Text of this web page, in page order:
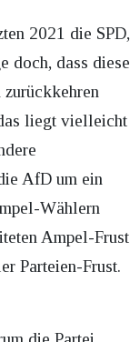
2021 die SPD,
doch, dass diese
liegt vielleicht
AfD um ein
Wählern
Ampel-Frust
Parteien-Frust.